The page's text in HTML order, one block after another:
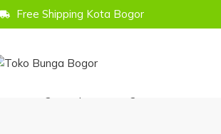
Free Shipping Kota Bogor